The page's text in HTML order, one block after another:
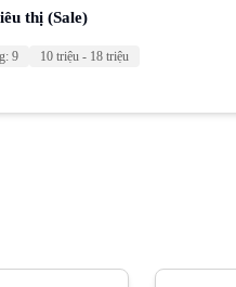
thị (Sale)
9
10 triệu - 18 triệu